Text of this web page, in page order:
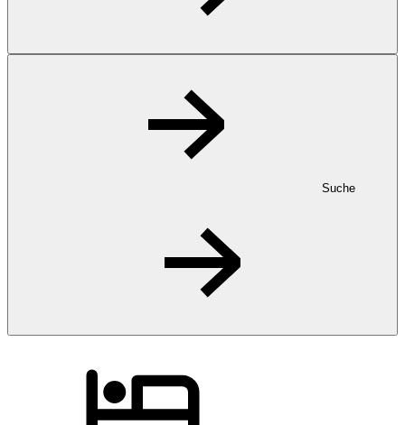
Suche